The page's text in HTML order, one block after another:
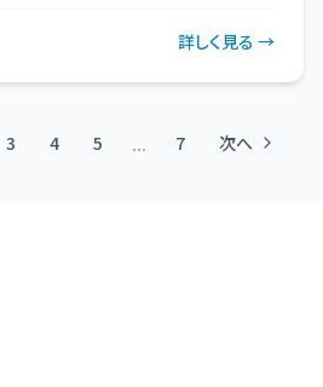
詳しく見る →
3 4 5 ... 7 次へ